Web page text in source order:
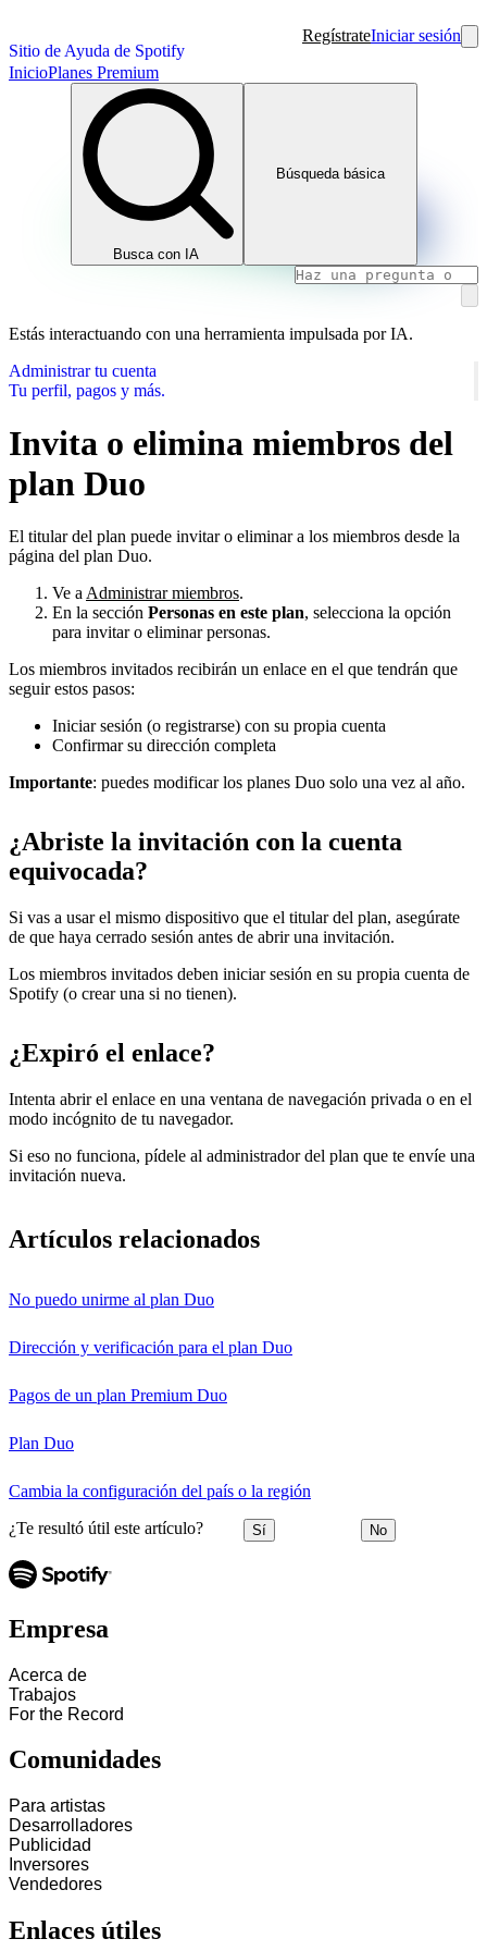
Sitio de Ayuda de Spotify
RegístrateIniciar sesión
InicioPlanes Premium
Busca con IA
Búsqueda básica
Estás interactuando con una herramienta impulsada por IA.
Administrar tu cuenta
Tu perfil, pagos y más.
Invita o elimina miembros del
plan Duo
El titular del plan puede invitar o eliminar a los miembros desde la
página del plan Duo.
Ve a Administrar miembros.
En la sección Personas en este plan, selecciona la opción
para invitar o eliminar personas.
Los miembros invitados recibirán un enlace en el que tendrán que
seguir estos pasos:
Iniciar sesión (o registrarse) con su propia cuenta
Confirmar su dirección completa
Importante: puedes modificar los planes Duo solo una vez al año.
¿Abriste la invitación con la cuenta
equivocada?
Si vas a usar el mismo dispositivo que el titular del plan, asegúrate
de que haya cerrado sesión antes de abrir una invitación.
Los miembros invitados deben iniciar sesión en su propia cuenta de
Spotify (o crear una si no tienen).
¿Expiró el enlace?
Intenta abrir el enlace en una ventana de navegación privada o en el
modo incógnito de tu navegador.
Si eso no funciona, pídele al administrador del plan que te envíe una
invitación nueva.
Artículos relacionados
No puedo unirme al plan Duo
Dirección y verificación para el plan Duo
Pagos de un plan Premium Duo
Plan Duo
Cambia la configuración del país o la región
¿Te resultó útil este artículo? Sí No
Empresa
Acerca de
Trabajos
For the Record
Comunidades
Para artistas
Desarrolladores
Publicidad
Inversores
Vendedores
Enlaces útiles